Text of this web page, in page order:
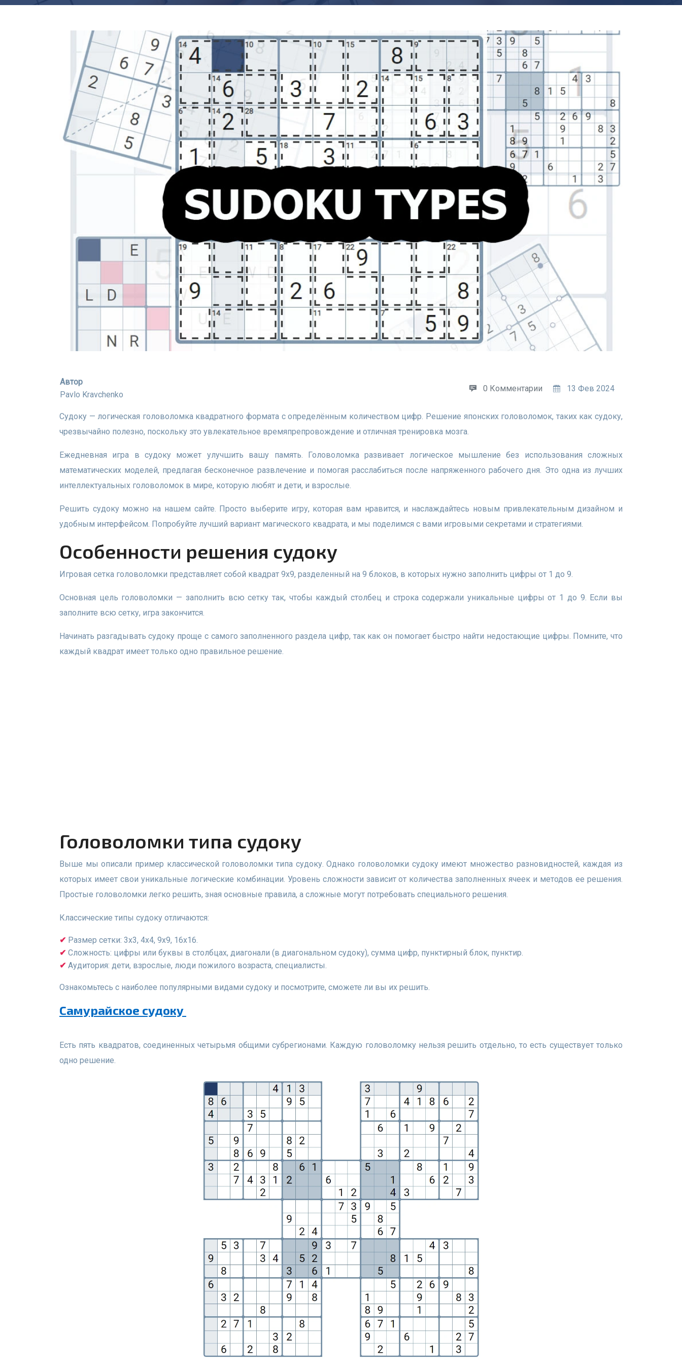
Автор
Pavlo Kravchenko
0 Комментарии 13 Фев 2024
Судоку — логическая головоломка квадратного формата с определённым количеством цифр. Решение японских головоломок, таких как судоку,
чрезвычайно полезно, поскольку это увлекательное времяпрепровождение и отличная тренировка мозга.
Ежедневная игра в судоку может улучшить вашу память. Головоломка развивает логическое мышление без использования сложных
математических моделей, предлагая бесконечное развлечение и помогая расслабиться после напряженного рабочего дня. Это одна из лучших
интеллектуальных головоломок в мире, которую любят и дети, и взрослые.
Решить судоку можно на нашем сайте. Просто выберите игру, которая вам нравится, и наслаждайтесь новым привлекательным дизайном и
удобным интерфейсом. Попробуйте лучший вариант магического квадрата, и мы поделимся с вами игровыми секретами и стратегиями.
Особенности решения судоку
Игровая сетка головоломки представляет собой квадрат 9х9, разделенный на 9 блоков, в которых нужно заполнить цифры от 1 до 9.
Основная цель головоломки — заполнить всю сетку так, чтобы каждый столбец и строка содержали уникальные цифры от 1 до 9. Если вы
заполните всю сетку, игра закончится.
Начинать разгадывать судоку проще с самого заполненного раздела цифр, так как он помогает быстро найти недостающие цифры. Помните, что
каждый квадрат имеет только одно правильное решение.
Головоломки типа судоку
Выше мы описали пример классической головоломки типа судоку. Однако головоломки судоку имеют множество разновидностей, каждая из
которых имеет свои уникальные логические комбинации. Уровень сложности зависит от количества заполненных ячеек и методов ее решения.
Простые головоломки легко решить, зная основные правила, а сложные могут потребовать специального решения.
Классические типы судоку отличаются:
Размер сетки: 3х3, 4х4, 9х9, 16х16.
Сложность: цифры или буквы в столбцах, диагонали (в диагональном судоку), сумма цифр, пунктирный блок, пунктир.
Аудитория: дети, взрослые, люди пожилого возраста, специалисты.
Ознакомьтесь с наиболее популярными видами судоку и посмотрите, сможете ли вы их решить.
Самурайское судоку
Есть пять квадратов, соединенных четырьмя общими субрегионами. Каждую головоломку нельзя решить отдельно, то есть существует только
одно решение.